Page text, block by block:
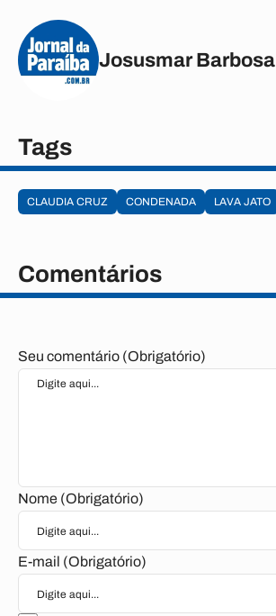
Josusmar Barbosa
Tags
CLAUDIA CRUZ CONDENADA LAVA JATO
Comentários
Seu comentário (Obrigatório)
Nome (Obrigatório)
E-mail (Obrigatório)